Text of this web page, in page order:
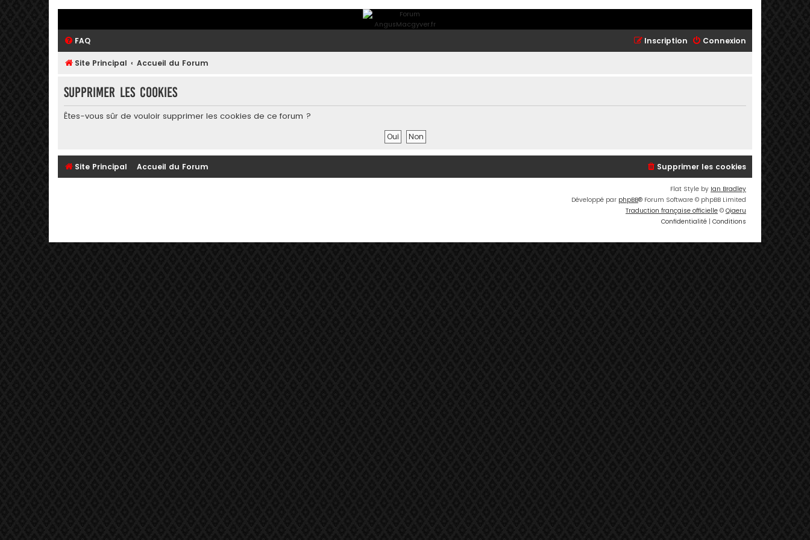
FAQ Connexion
Inscription
Site Principal Accueil du Forum
Supprimer les cookies
Êtes-vous sûr de vouloir supprimer les cookies de ce forum ?
Site Principal Accueil du Forum Supprimer les cookies
Flat Style by Ian Bradley
Développé par phpBB® Forum Software © phpBB Limited
Traduction française officielle © Qiaeru
Confidentialité | Conditions